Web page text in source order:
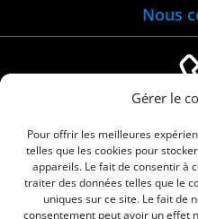
Gérer le
Pour offrir les meilleures
telles que les cookies pour
appareils. Le fait de consentir à
traiter des données telles que le
uniques sur ce site. Le fait de
consentement peut avoir un effet
Nous
04 66